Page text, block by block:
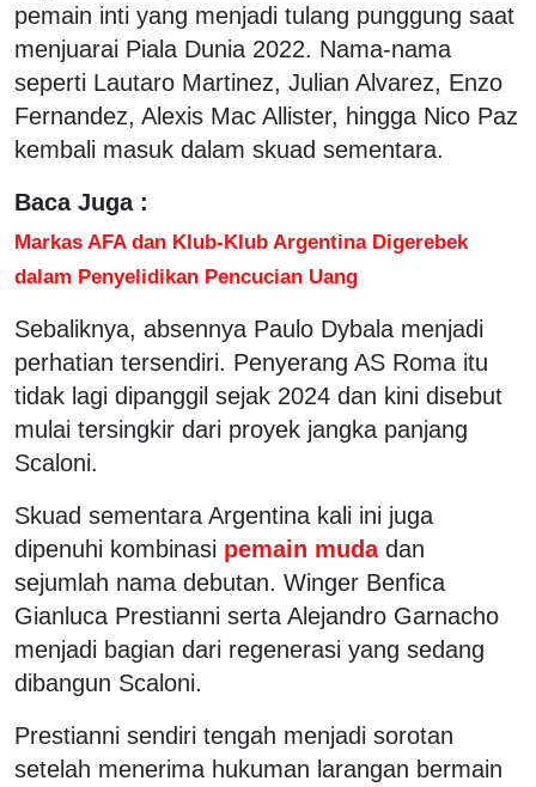
pemain inti yang menjadi tulang punggung saat
menjuarai Piala Dunia 2022. Nama-nama
seperti Lautaro Martinez, Julian Alvarez, Enzo
Fernandez, Alexis Mac Allister, hingga Nico Paz
kembali masuk dalam skuad sementara.
Baca Juga :
Markas AFA dan Klub-Klub Argentina Digerebek
dalam Penyelidikan Pencucian Uang
Sebaliknya, absennya Paulo Dybala menjadi
perhatian tersendiri. Penyerang AS Roma itu
tidak lagi dipanggil sejak 2024 dan kini disebut
mulai tersingkir dari proyek jangka panjang
Scaloni.
Skuad sementara Argentina kali ini juga
dipenuhi kombinasi pemain muda dan
sejumlah nama debutan. Winger Benfica
Gianluca Prestianni serta Alejandro Garnacho
menjadi bagian dari regenerasi yang sedang
dibangun Scaloni.
Prestianni sendiri tengah menjadi sorotan
setelah menerima hukuman larangan bermain